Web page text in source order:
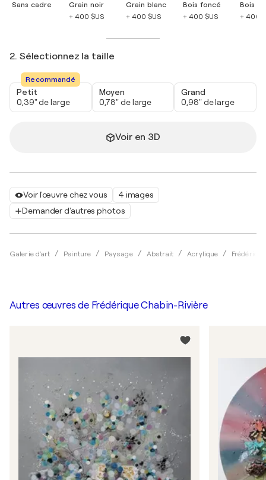
Voir l'œuvre chez vous
4 images
Demander d'autres photos
Galerie d'art Peinture Paysage Abstrait Acrylique
Sans cadre
Grain noir
+ 400 $US
Grain blanc
+ 400 $US
Bois foncé
+ 400 $US
Bois
+ 400
2. Sélectionnez la taille
Recommandé
Petit
0,39" de large
Moyen
0,78" de large
Grand
0,98" de large
Voir en 3D
Autres œuvres de Frédérique Chabin-Rivière